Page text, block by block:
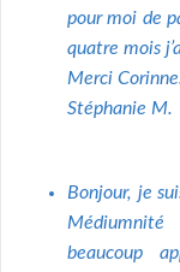
pour moi de
quatre mois
Merci
Stéphanie M.
Bonjour, je
beaucoup